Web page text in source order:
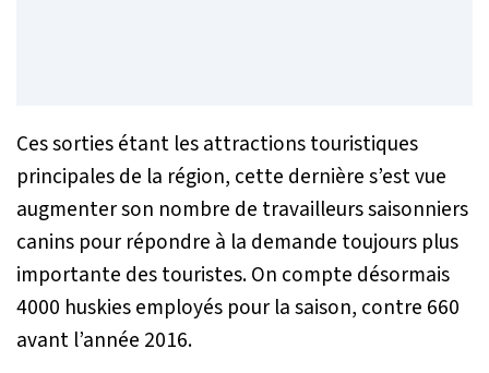
Ces sorties étant les attractions touristiques
principales de la région, cette dernière s’est vue
augmenter son nombre de travailleurs saisonniers
canins pour répondre à la demande toujours plus
importante des touristes. On compte désormais
4000 huskies employés pour la saison, contre 660
avant l’année 2016.